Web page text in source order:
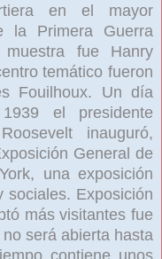
en el mayor
la Primera Guerra
fue Hanry
temático fueron
Fouilhoux. Un día
el presidente
inauguró,
General de
una exposición
sociales. Exposición
más visitantes fue
será abierta hasta
contiene unos